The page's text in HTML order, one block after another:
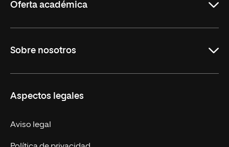
Oferta académica
Maestrías
Sobre nosotros
Trabaja en UNIR
Actualidad UNIR
Contáctanos
Aspectos legales
Aviso legal